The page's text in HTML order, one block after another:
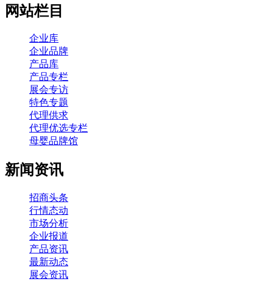
网站栏目
企业库
企业品牌
产品库
产品专栏
展会专访
特色专题
代理供求
代理优选专栏
母婴品牌馆
新闻资讯
招商头条
行情态动
市场分析
企业报道
产品资讯
最新动态
展会资讯